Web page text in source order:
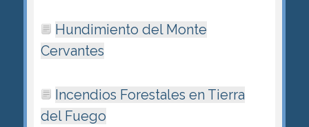
Hundimiento del Monte
Cervantes
Incendios Forestales en Tierra
del Fuego